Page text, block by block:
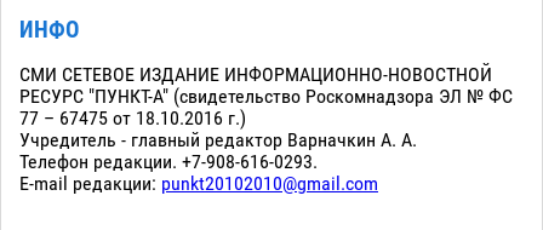
ИНФО
СМИ СЕТЕВОЕ ИЗДАНИЕ ИНФОРМАЦИОННО-НОВОСТНОЙ
РЕСУРС "ПУНКТ-А" (свидетельство Роскомнадзора ЭЛ № ФС
77 – 67475 от 18.10.2016 г.)
Учредитель - главный редактор Варначкин А. А.
Телефон редакции. +7-908-616-0293.
E-mail редакции: punkt20102010@gmail.com